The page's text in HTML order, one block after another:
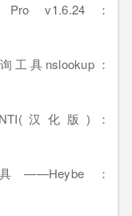
v1.6.24：
具nslookup：
汉化版)：
：